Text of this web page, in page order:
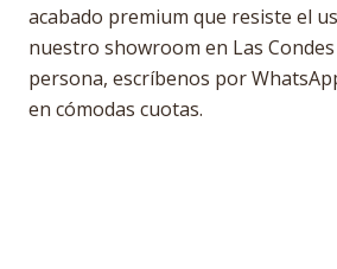
acabado premium que resiste el
nuestro showroom en Las
persona, escríbenos por
en cómodas cuotas.